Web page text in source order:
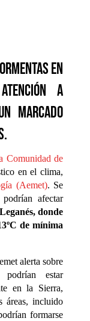
en
a
marcado
Comunidad de
en el clima,
(Aemet). Se
afectar
Leganés, donde
de mínima
alerta sobre
estar
en la Sierra,
áreas, incluido
formarse